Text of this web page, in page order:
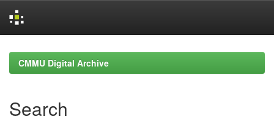
navigationCMMU Digital Archive
Search